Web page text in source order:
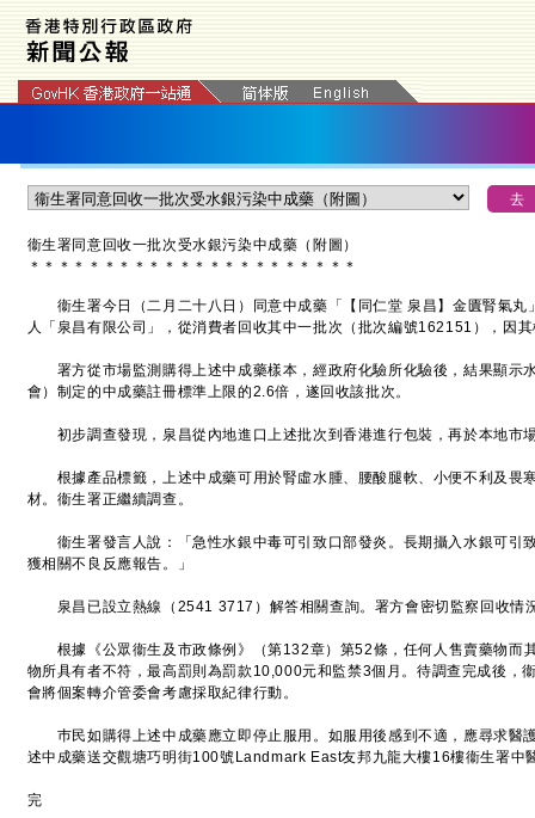
衞生署同意回收一批次受水銀污染中成藥（附圖）
＊ ＊ ＊ ＊ ＊ ＊ ＊ ＊ ＊ ＊ ＊ ＊ ＊ ＊ ＊ ＊ ＊ ＊ ＊ ＊ ＊ ＊
衞生署今日（二月二十八日）同意中成藥「【同仁堂 泉昌】金匱腎氣丸
人「泉昌有限公司」，從消費者回收其中一批次（批次編號162151），因
署方從市場監測購得上述中成藥樣本，經政府化驗所化驗後，結果顯示
會）制定的中成藥註冊標準上限的2.6倍，遂回收該批次。
初步調查發現，泉昌從內地進口上述批次到香港進行包裝，再於本地市
根據產品標籤，上述中成藥可用於腎虛水腫、腰酸腿軟、小便不利及畏
材。衞生署正繼續調查。
衞生署發言人說：「急性水銀中毒可引致口部發炎。長期攝入水銀可引
獲相關不良反應報告。」
泉昌已設立熱線（2541 3717）解答相關查詢。署方會密切監察回收情
根據《公眾衞生及市政條例》（第132章）第52條，任何人售賣藥物而
物所具有者不符，最高罰則為罰款10,000元和監禁3個月。待調查完成後，
會將個案轉介管委會考慮採取紀律行動。
巿民如購得上述中成藥應立即停止服用。如服用後感到不適，應尋求醫
述中成藥送交觀塘巧明街100號Landmark East友邦九龍大樓16樓衞生署中
完